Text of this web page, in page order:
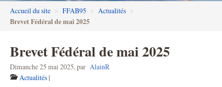
Accueil du site > FFAB95 > Actualités >
Brevet Fédéral de mai 2025
Brevet Fédéral de mai 2025
Dimanche 25 mai 2025,par AlainR
Actualités |